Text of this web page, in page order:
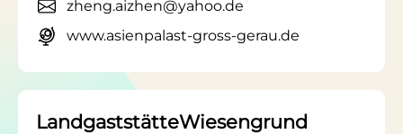
zheng.aizhen@yahoo.de
www.asienpalast-gross-gerau.de
LandgaststätteWiesengrund